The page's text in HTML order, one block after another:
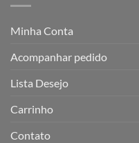
Minha Conta
Acompanhar pedido
Lista Desejo
Carrinho
Contato